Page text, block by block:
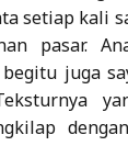
setiap kali
pasar.
juga